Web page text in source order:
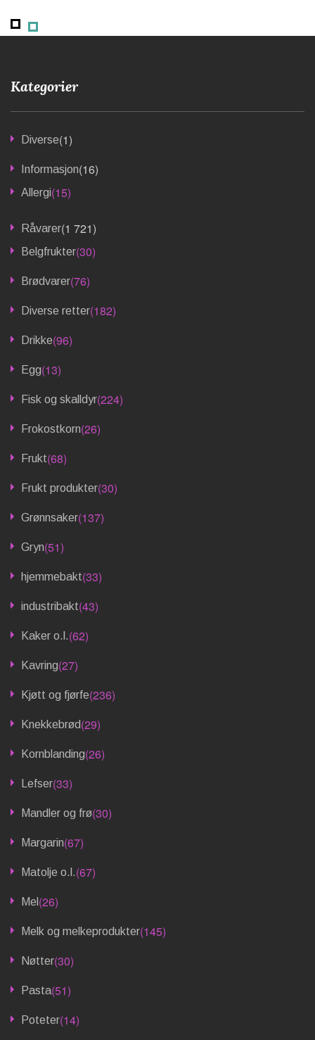
Kategorier
Diverse(1)
Informasjon(16)
Allergi(15)
Råvarer(1 721)
Belgfrukter(30)
Brødvarer(76)
Diverse retter(182)
Drikke(96)
Egg(13)
Fisk og skalldyr(224)
Frokostkorn(26)
Frukt(68)
Frukt produkter(30)
Grønnsaker(137)
Gryn(51)
hjemmebakt(33)
industribakt(43)
Kaker o.l.(62)
Kavring(27)
Kjøtt og fjørfe(236)
Knekkebrød(29)
Kornblanding(26)
Lefser(33)
Mandler og frø(30)
Margarin(67)
Matolje o.l.(67)
Mel (26)
Melk og melkeprodukter(145)
Nøtter(30)
Pasta(51)
Poteter(14)